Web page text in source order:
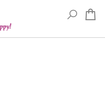
Suche